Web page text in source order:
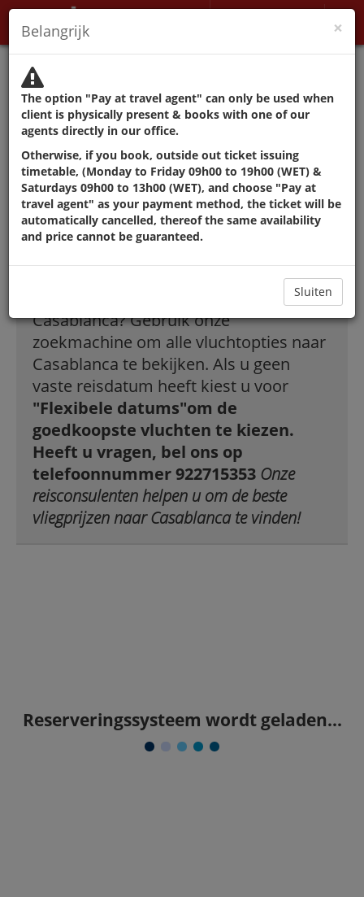
Myndighetene fraråder å
reise bortsett fra grunner
som ikke kan utsettes.
De beste deals in
vluchten naar
Casablanca
Hoe vindt ik goedkope vluchten naar
Casablanca? Gebruik onze
zoekmachine om alle vluchtopties naar
Casablanca te bekijken. Als u geen
vaste reisdatum heeft kiest u voor
"Flexibele datums"om de
goedkoopste vluchten te kiezen.
Heeft u vragen, bel ons op
telefoonnummer 922715353 Onze
reisconsulenten helpen u om de beste
vliegprijzen naar Casablanca te vinden!
Reserveringssysteem wordt geladen...
×
Belangrijk
The option "Pay at travel agent" can only be used when
client is physically present & books with one of our
agents directly in our office.
Otherwise, if you book, outside out ticket issuing
timetable, (Monday to Friday 09h00 to 19h00 (WET) &
Saturdays 09h00 to 13h00 (WET), and choose "Pay at
travel agent" as your payment method, the ticket will be
automatically cancelled, thereof the same availability
and price cannot be guaranteed.
Sluiten